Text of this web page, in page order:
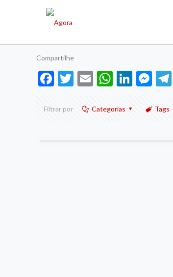
Compartilhe
Facebook
Twitter
Email
Filtrar por Categorias Tags